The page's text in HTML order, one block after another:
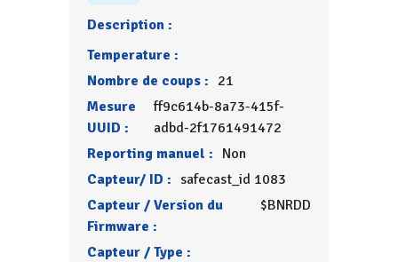
Description :
Temperature :
Nombre de coups : 21
Mesure
UUID :
ff9c614b-8a73-415f-
adbd-2f1761491472
Reporting manuel : Non
Capteur/ ID : safecast_id 1083
Capteur / Version du
Firmware :
$BNRDD
Capteur / Type :